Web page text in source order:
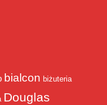
bialcon biżuteria
Douglas